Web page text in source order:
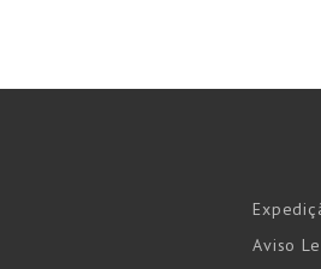
Aviso